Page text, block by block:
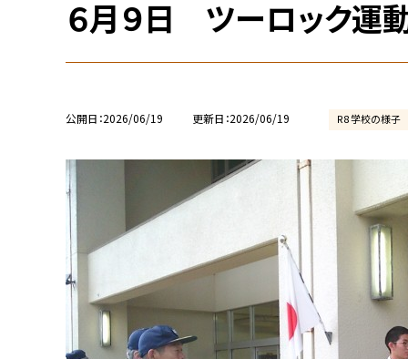
６月９日 ツーロック運
公開日 2026/06/19 更新日 2026/06/19 R8 学校の様子